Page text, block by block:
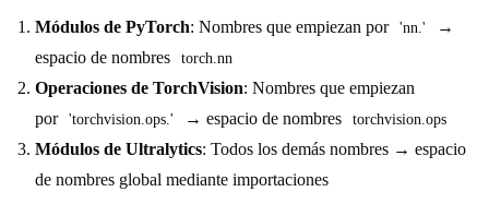
Módulos de PyTorch: Nombres que empiezan por 'nn.'
→
espacio de nombres
torch.nn
Operaciones de TorchVision: Nombres que empiezan
por 'torchvision.ops.' → espacio de nombres torchvision.ops
Módulos de Ultralytics: Todos los demás nombres → espacio
de nombres global mediante importaciones